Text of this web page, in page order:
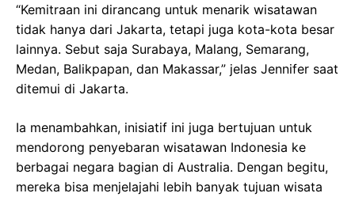
“Kemitraan ini dirancang untuk menarik wisatawan
tidak hanya dari Jakarta, tetapi juga kota-kota besar
lainnya. Sebut saja Surabaya, Malang, Semarang,
Medan, Balikpapan, dan Makassar,” jelas Jennifer saat
ditemui di Jakarta.
Ia menambahkan, inisiatif ini juga bertujuan untuk
mendorong penyebaran wisatawan Indonesia ke
berbagai negara bagian di Australia. Dengan begitu,
mereka bisa menjelajahi lebih banyak tujuan wisata